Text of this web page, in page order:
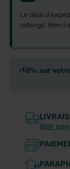
Le délai
rallongé. Merci
-10% sur
Voir